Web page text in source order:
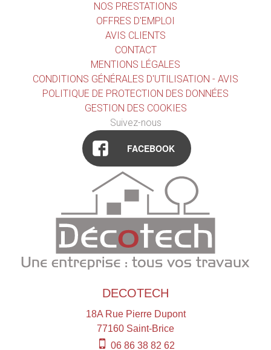
NOS PRESTATIONS
OFFRES D'EMPLOI
AVIS CLIENTS
CONTACT
MENTIONS LÉGALES
CONDITIONS GÉNÉRALES D'UTILISATION - AVIS
POLITIQUE DE PROTECTION DES DONNÉES
GESTION DES COOKIES
Suivez-nous
FACEBOOK
DECOTECH
18A Rue Pierre Dupont
77160 Saint-Brice
06 86 38 82 62